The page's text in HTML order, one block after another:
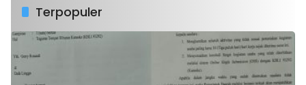
Terpopuler